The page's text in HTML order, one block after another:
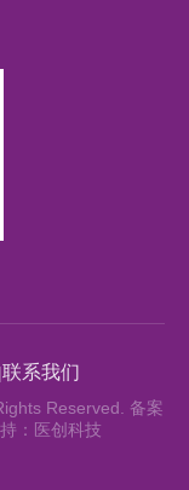
|联系我们
Reserved. 备案
：医创科技